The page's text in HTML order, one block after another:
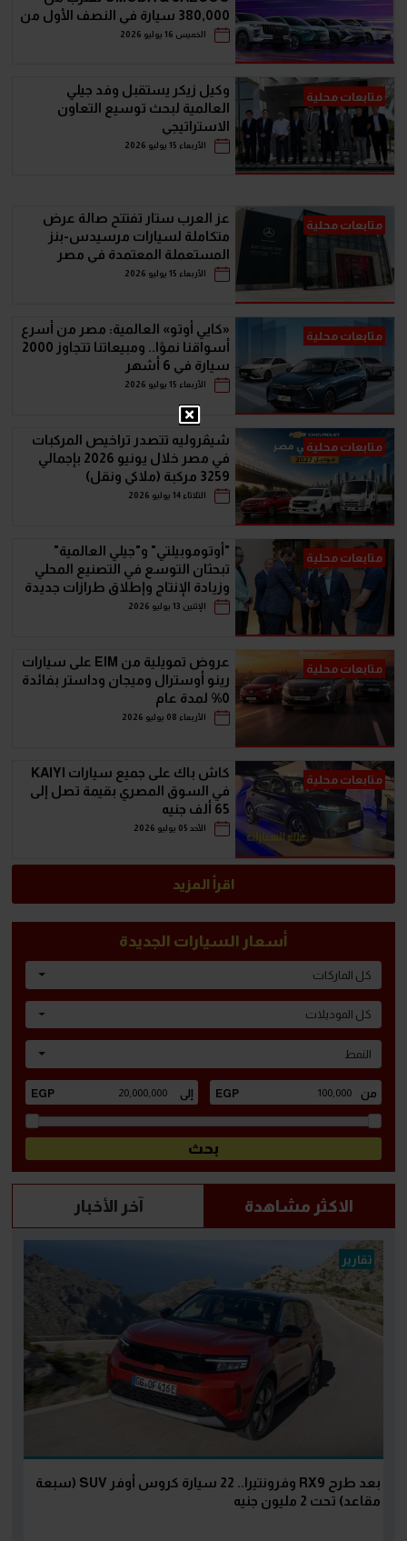
380,000 سيارة في النصف الأول من
2026‬‬‬الخميس 16 يوليو 2026
متابعات محلية
وكيل زيكر يستقبل وفد جيلي
العالمية لبحث توسيع التعاون
الاستراتيجي
الأربعاء 15 يوليو 2026
متابعات محلية
عز العرب ستار تفتتح صالة عرض
متكاملة لسيارات مرسيدس-بنز
المستعملة المعتمدة في مصر
الأربعاء 15 يوليو 2026
متابعات محلية
«كايي أوتو» العالمية: مصر من أسرع
أسواقنا نموًا.. ومبيعاتنا تتجاوز 2000
سيارة في 6 أشهر
الأربعاء 15 يوليو 2026
متابعات محلية
شيڤروليه تتصدر تراخيص المركبات
في مصر خلال يونيو 2026 بإجمالي
3259 مركبة (ملاكي ونقل)
الثلاثاء 14 يوليو 2026
متابعات محلية
"أوتوموبيلتي" و"جيلي العالمية"
تبحثان التوسع في التصنيع المحلي
وزيادة الإنتاج وإطلاق طرازات جديدة
الإثنين 13 يوليو 2026
متابعات محلية
عروض تمويلية من EIM على سيارات
رينو أوسترال وميجان وداستر بفائدة
0% لمدة عام
الأربعاء 08 يوليو 2026
متابعات محلية
كاش باك على جميع سيارات KAIYI
في السوق المصري بقيمة تصل إلى
65 ألف جنيه
الأحد 05 يوليو 2026
اقرأ المزيد
أسعار السيارات الجديدة
كل الماركات
كل الموديلات
النمط
الاكثر مشاهدة آخر الأخبار
تقارير
بعد طرح RX9 وفرونتيرا.. 22 سيارة كروس أوفر SUV (سبعة
مقاعد) تحت 2 مليون جنيه